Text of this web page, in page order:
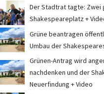
Der Stadtrat tagte:
Shakespeareplatz +
Grüne beantragen
Umbau der
Grünen-Antrag wird
nachdenken und der
Neuerfindung + Video